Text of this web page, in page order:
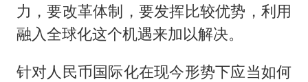
力，要改革体制，要发挥比较优势，利用
融入全球化这个机遇来加以解决。
针对人民币国际化在现今形势下应当如何